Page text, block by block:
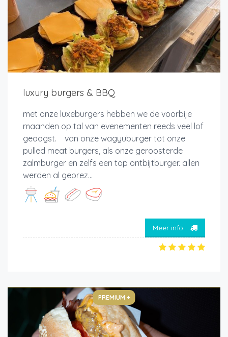
luxury burgers & BBQ
met onze luxeburgers hebben we de voorbije
maanden op tal van evenementen reeds veel lof
geoogst. van onze wagyuburger tot onze
pulled meat burgers, als onze geroosterde
zalmburger en zelfs een top ontbijtburger. allen
werden al geprez...
Meer info
PREMIUM +